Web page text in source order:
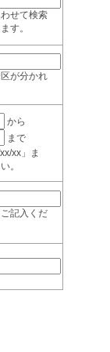
せて検索
す。
が分かれ
から
まで
xx」ま
。
記入くだ